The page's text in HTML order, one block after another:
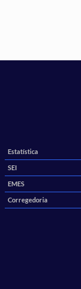
Estatística
SEI
EMES
Corregedoria